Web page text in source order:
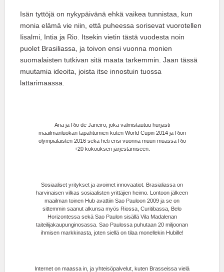
Isän tyttöjä on nykypäivänä ehkä vaikea tunnistaa, kun
monia elämä vie niin, että puheessa sorisevat vuorotellen
Iisalmi, Intia ja Rio. Itsekin vietin tästä vuodesta noin
puolet Brasiliassa, ja toivon ensi vuonna monien
suomalaisten tutkivan sitä maata tarkemmin. Jaan tässä
muutamia ideoita, joista itse innostuin tuossa
lattarimaassa.
Ana ja Rio de Janeiro, joka valmistautuu hurjasti
maailmanluokan tapahtumien kuten World Cupin 2014 ja Rion
olympialaisten 2016 sekä heti ensi vuonna muun muassa Rio
+20 kokouksen järjestämiseen.
Sosiaaliset yritykset ja avoimet innovaatiot. Brasialiassa on
harvinaisen vilkas sosiaalisten yrittäjien heimo. Lontoon jälkeen
maailman toinen Hub avattiin Sao Pauloon 2009 ja se on
sittemmin saanut alkunsa myös Riossa, Curitibassa, Belo
Horizontessa sekä Sao Paulon sisällä Vila Madalenan
taiteilijakaupunginosassa. Sao Paulossa puhutaan 20 miljoonan
ihmisen markkinasta, joten siellä on tilaa monellekin Hubille!
Internet on maassa in, ja yhteisöpalvelut, kuten Brasseissa vielä